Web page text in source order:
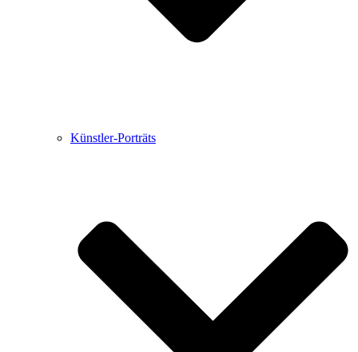
Künstler-Porträts